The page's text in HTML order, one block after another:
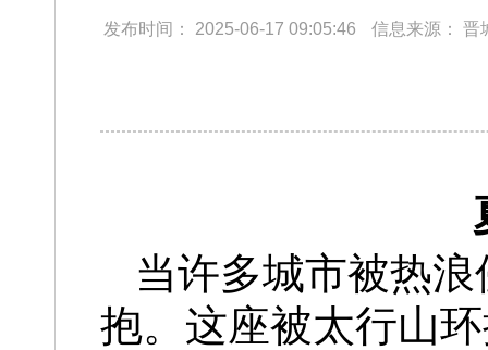
发布时间： 2025-06-17 09:05:46 信息来源： 晋
当许多城市被热
抱。这座被太行山